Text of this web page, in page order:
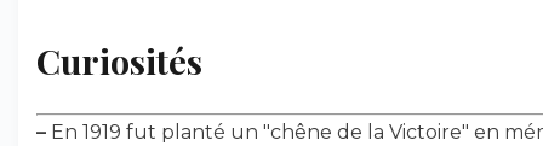
Curiosités
– En 1919 fut planté un "chêne de la Victoire" en